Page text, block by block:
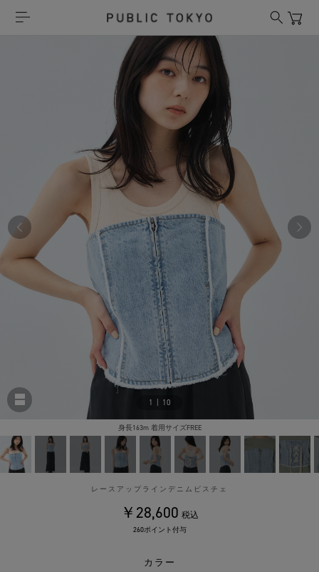
1 | 10
身長163m 着用サイズFREE
レースアップラインデニムビスチェ
￥28,600 税込
260ポイント付与
カラー